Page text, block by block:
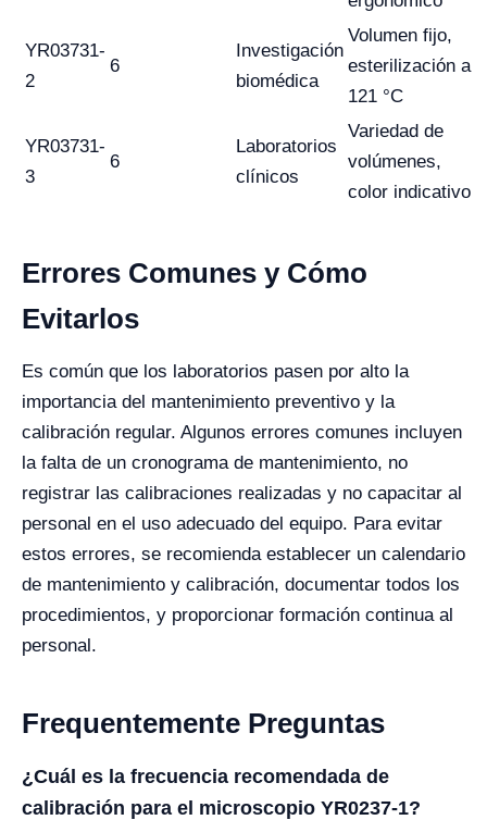
YR03731-
2
6
Investigación
biomédica
Volumen fijo,
esterilización a
121 °C
YR03731-
3
6
Laboratorios
clínicos
Variedad de
volúmenes,
color indicativo
Errores Comunes y Cómo
Evitarlos
Es común que los laboratorios pasen por alto la
importancia del mantenimiento preventivo y la
calibración regular. Algunos errores comunes incluyen
la falta de un cronograma de mantenimiento, no
registrar las calibraciones realizadas y no capacitar al
personal en el uso adecuado del equipo. Para evitar
estos errores, se recomienda establecer un calendario
de mantenimiento y calibración, documentar todos los
procedimientos, y proporcionar formación continua al
personal.
Frequentemente Preguntas
¿Cuál es la frecuencia recomendada de
calibración para el microscopio YR0237-1?